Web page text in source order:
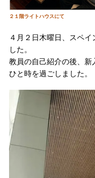
２１階ライトハウスにて
４月２日木曜日、スペ
した。
教員の自己紹介の後、
ひと時を過ごしました。